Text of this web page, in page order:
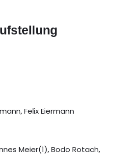
Felix Eiermann
Meier(1), Bodo Rotach,